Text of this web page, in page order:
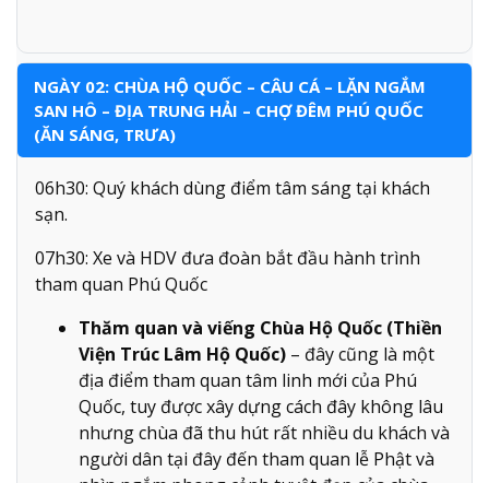
NGÀY 02: CHÙA HỘ QUỐC – CÂU CÁ – LẶN NGẮM
SAN HÔ – ĐỊA TRUNG HẢI – CHỢ ĐÊM PHÚ QUỐC
(ĂN SÁNG, TRƯA)
06h30: Quý khách dùng điểm tâm sáng tại khách
sạn.
07h30: Xe và HDV đưa đoàn bắt đầu hành trình
tham quan Phú Quốc
Thăm quan và viếng Chùa Hộ Quốc (Thiền
Viện Trúc Lâm Hộ Quốc) – đây cũng là một
địa điểm tham quan tâm linh mới của Phú
Quốc, tuy được xây dựng cách đây không lâu
nhưng chùa đã thu hút rất nhiều du khách và
người dân tại đây đến tham quan lễ Phật và